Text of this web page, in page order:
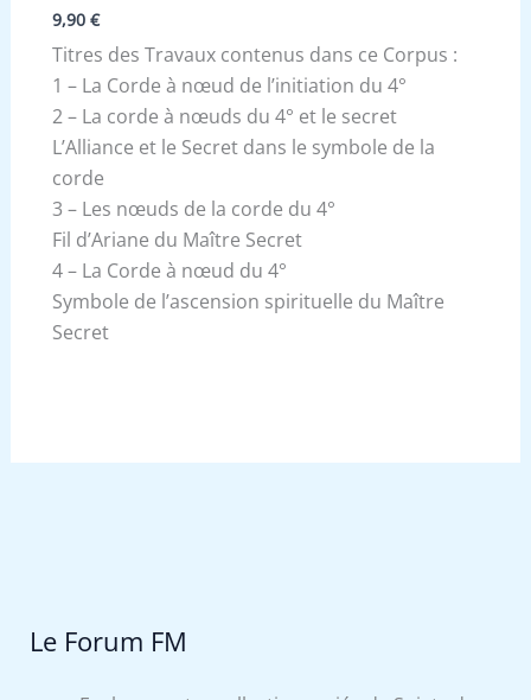
9,90 €
Titres des Travaux contenus dans ce Corpus :
1 – La Corde à nœud de l’initiation du 4°
2 – La corde à nœuds du 4° et le secret
L’Alliance et le Secret dans le symbole de la
corde
3 – Les nœuds de la corde du 4°
Fil d’Ariane du Maître Secret
4 – La Corde à nœud du 4°
Symbole de l’ascension spirituelle du Maître
Secret
Le Forum FM